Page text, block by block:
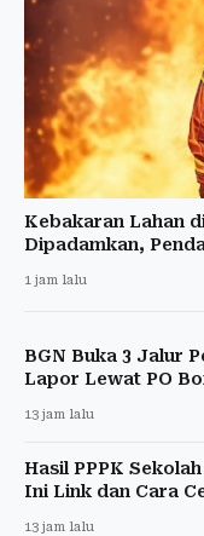
Kebakaran Lahan
Dipadamkan,
1 jam lalu
BGN Buka 3 Jalur
Lapor Lewat PO
13 jam lalu
Hasil PPPK
Ini Link dan Cara
13 jam lalu